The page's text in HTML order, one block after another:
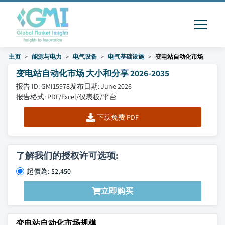
主页 能源与电力 电气设备 电气基础设施 变电站自动化市场
变电站自动化市场 大小和分享 2026-2035
报告 ID: GMI15978发布日期: June 2026
报告格式: PDF/Excel/仪表板/平台
下载免费 PDF
了解我们的授权许可选项:
起價為: $2,450
立即购买